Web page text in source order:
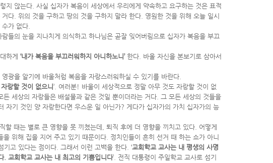
않는다. 사실 십자가 복음이 세상에서 우리에게 약속하고 요구하는 것은 표적
다. 위의 것을 구하고 땅의 것을 구하지 말라 한다. 영원한 것을 위해 오늘 일시
가 없다.
들의 눈을 지나치게 의식하고 하나님은 곧잘 잊어버림으로 십자가 복음을 부끄
하게 ‘내가 복음을 부끄러워하지 아니하노니’한다. 바울 자신을 본보기로 삼아서
광을 알기에 바울처럼 복음을 자랑스러워하실 수 있기를 바란다.
랑할 것이 없으니’. 여러분! 바울이 세상적으로 정말 아무 것도 자랑할 것이 없
세상의 자랑들은 배설물과 같은 것일 뿐이더라는 거다. 그 모든 세상의 것들을
기 것인 양 자랑한다면 우스운 일 아닌가? 게다가 십자가의 가치 십자가의 능
때는 별로 큰 영향을 못 끼쳤는데, 퇴직 후에 더 영향을 끼치고 있다. 어떻게
위해 집을 지어 주고 있기 때문이다. 정치인들이 흔히 선거 때 하는 쇼가 아니
고 있다는 점이다. 그래서 이런 고백을 한다. ‘교회학교 교사는 내 평생의 사명
. 교회학교 교사는 내 최고의 기쁨입니다’. 전직 대통령이 주일학교 교사로 섬기